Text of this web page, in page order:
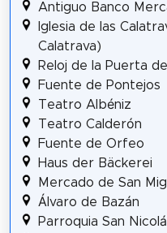
Antiguo Banco
Iglesia de las
Calatrava)
Reloj de la Puerta
Fuente de Pontejos
Teatro Albéniz
Teatro Calderón
Fuente de Orfeo
Haus der Bäckerei
Mercado de San
Álvaro de Bazán
Parroquia San